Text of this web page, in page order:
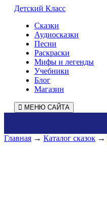
Детский Класс
Сказки
Аудиосказки
Песни
Раскраски
Мифы и легенды
Учебники
Блог
Магазин
МЕНЮ САЙТА
Главная → Каталог сказок →